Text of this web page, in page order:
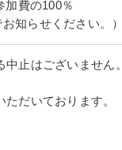
加費の100％
知らせください。）
止はございません。
だいております。